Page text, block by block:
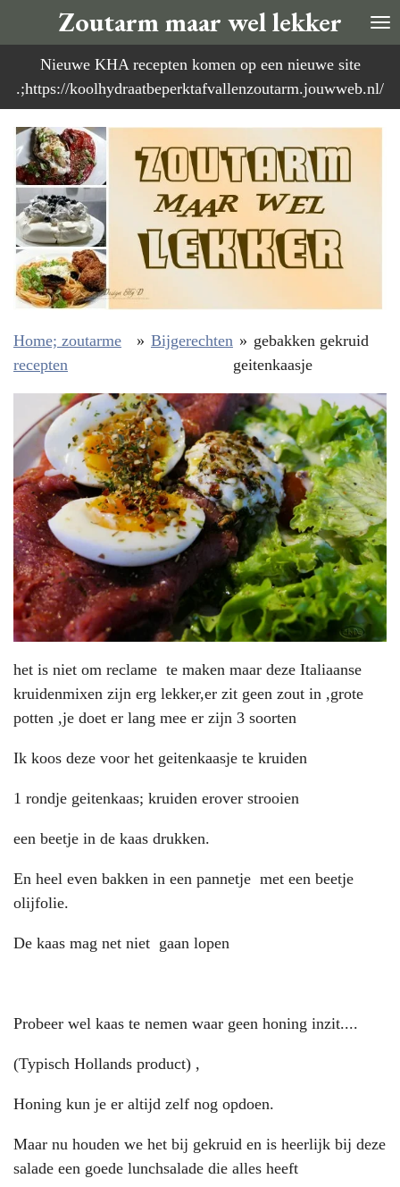
direct
naar
de
Zoutarm maar wel lekker
Nieuwe KHA recepten komen op een nieuwe site
.;https://koolhydraatbeperktafvallenzoutarm.jouwweb.nl/
Home; zoutarme
recepten
» Bijgerechten » gebakken gekruid
geitenkaasje
het is niet om reclame te maken maar deze Italiaanse
kruidenmixen zijn erg lekker,er zit geen zout in ,grote
potten ,je doet er lang mee er zijn 3 soorten
Ik koos deze voor het geitenkaasje te kruiden
1 rondje geitenkaas; kruiden erover strooien
een beetje in de kaas drukken.
En heel even bakken in een pannetje met een beetje
olijfolie.
De kaas mag net niet gaan lopen
Probeer wel kaas te nemen waar geen honing inzit....
(Typisch Hollands product) ,
Honing kun je er altijd zelf nog opdoen.
Maar nu houden we het bij gekruid en is heerlijk bij deze
salade een goede lunchsalade die alles heeft